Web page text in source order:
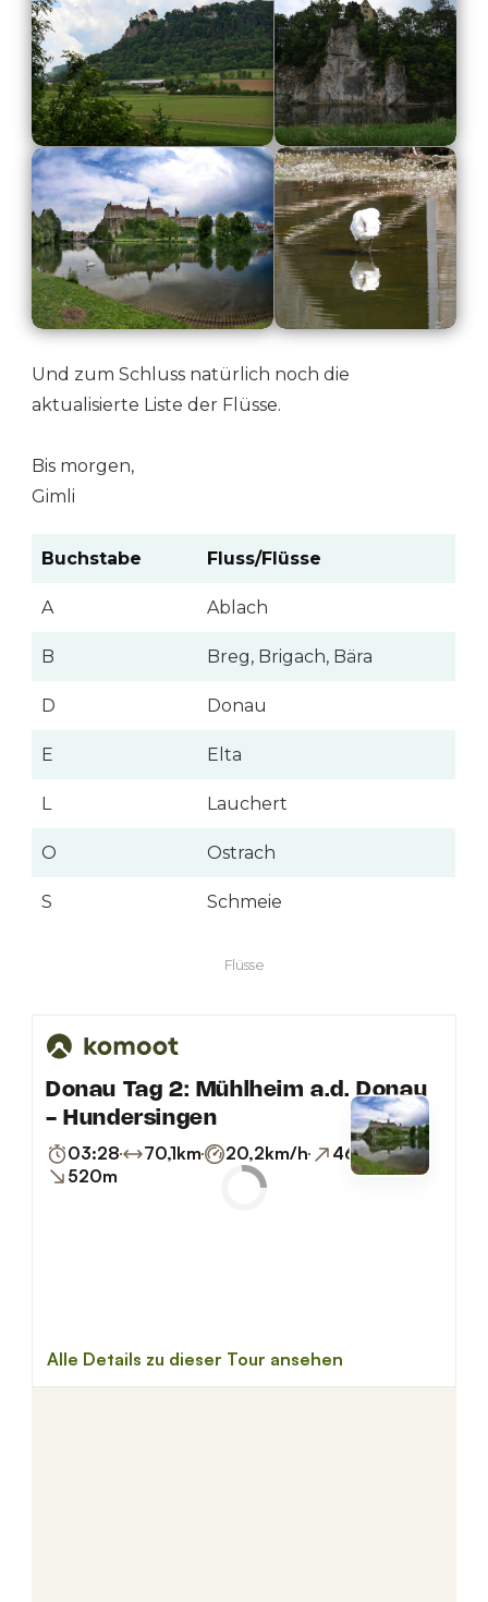
Und zum Schluss natürlich noch die
aktualisierte Liste der Flüsse.
Bis morgen,
Gimli
Buchstabe Fluss/Flüsse
A Ablach
B Breg, Brigach, Bära
D Donau
E Elta
L Lauchert
O Ostrach
S Schmeie
Flüsse